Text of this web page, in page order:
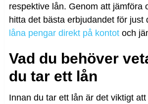
respektive lån. Genom att jämföra
hitta det bästa erbjudandet för just
låna pengar direkt på kontotoch
Vad du behöver
du tar ett lån
Innan du tar ett lån är det viktigt